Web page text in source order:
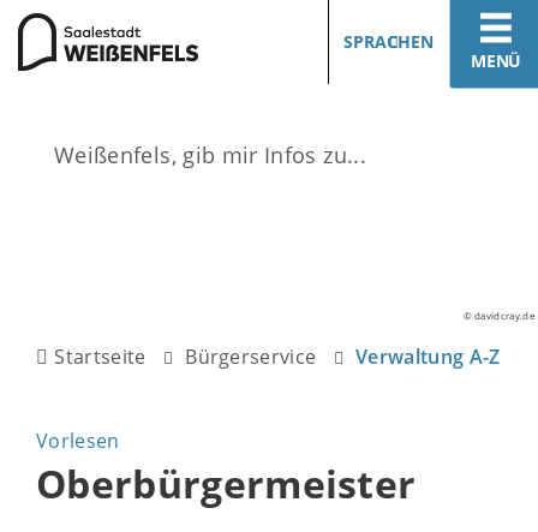
MENÜ
SPRACHEN
© davidcray.de
Startseite Bürgerservice Verwaltung A-Z
Vorlesen
Oberbürgermeister